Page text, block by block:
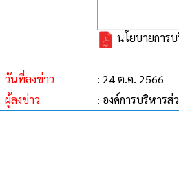
นโยบายการ
วันที่ลงข่าว
: 24 ต.ค. 2566
ผู้ลงข่าว
: องค์การบริหาร